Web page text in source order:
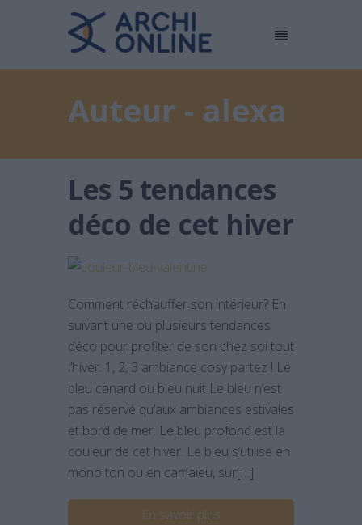
Auteur - alexa
Les 5 tendances
déco de cet hiver
Comment réchauffer son intérieur? En
suivant une ou plusieurs tendances
déco pour profiter de son chez soi tout
l’hiver. 1, 2, 3 ambiance cosy partez ! Le
bleu canard ou bleu nuit Le bleu n’est
pas réservé qu’aux ambiances estivales
et bord de mer. Le bleu profond est la
couleur de cet hiver. Le bleu s’utilise en
mono ton ou en camaïeu, sur[…]
En savoir plus